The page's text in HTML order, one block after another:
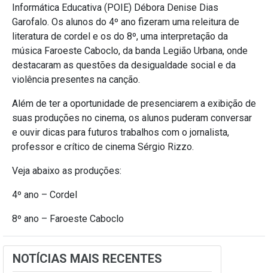
Informática Educativa (POIE) Débora Denise Dias
Garofalo. Os alunos do 4º ano fizeram uma releitura de
literatura de cordel e os do 8º, uma interpretação da
música Faroeste Caboclo, da banda Legião Urbana, onde
destacaram as questões da desigualdade social e da
violência presentes na canção.
Além de ter a oportunidade de presenciarem a exibição de
suas produções no cinema, os alunos puderam conversar
e ouvir dicas para futuros trabalhos com o jornalista,
professor e crítico de cinema Sérgio Rizzo.
Veja abaixo as produções:
4º ano – Cordel
8º ano – Faroeste Caboclo
NOTÍCIAS MAIS RECENTES